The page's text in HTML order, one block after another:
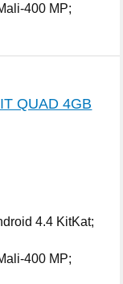
400 MP;
QUAD 4GB
4.4 KitKat;
400 MP;